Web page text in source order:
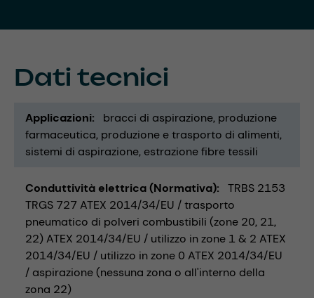
Dati tecnici
Applicazioni bracci di aspirazione produzione
farmaceutica produzione e trasporto di alimenti
sistemi di aspirazione estrazione fibre tessili
Conduttività elettrica (Normativa)
TRBS 2153
TRGS 727 ATEX 2014/34/EU / trasporto
pneumatico di polveri combustibili (zone 20, 21,
22) ATEX 2014/34/EU / utilizzo in zone 1 & 2 ATEX
2014/34/EU / utilizzo in zone 0 ATEX 2014/34/EU
/ aspirazione (nessuna zona o all'interno della
zona 22)